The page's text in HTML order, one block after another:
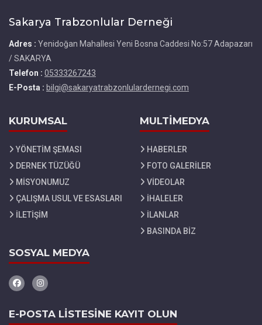
Sakarya Trabzonlular Derneği
Adres : Yenidoğan Mahallesi Yeni Bosna Caddesi No:57 Adapazarı
/ SAKARYA
Telefon : 05333267243
E-Posta : bilgi@sakaryatrabzonlulardernegi.com
KURUMSAL
YÖNETİM ŞEMASI
DERNEK TÜZÜĞÜ
MİSYONUMUZ
ÇALIŞMA USUL VE ESASLARI
İLETİŞİM
MULTİMEDYA
HABERLER
FOTO GALERİLER
VİDEOLAR
İHALELER
İLANLAR
BASINDA BİZ
SOSYAL MEDYA
E-POSTA LİSTESİNE KAYIT OLUN